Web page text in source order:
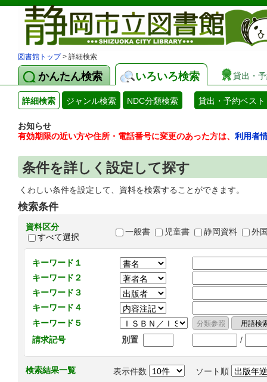
図書館トップ> 詳細検索
かんたん検索 いろいろ検索 貸出・
詳細検索 ジャンル検索 NDC分類検索 貸出・予約ベスト
お知らせ
有効期限の近い方や住所・電話番号に変更のあった方は、 利用者
条件を詳しく設定して探す
くわしい条件を設定して、資料を検索することができます。
検索条件
資料区分
すべて選択
一般書 児童書 静岡資料 外
キーワード１
キーワード２
キーワード３
キーワード４
キーワード５
請求記号
別置 /
検索結果一覧 表示件数 ソート順